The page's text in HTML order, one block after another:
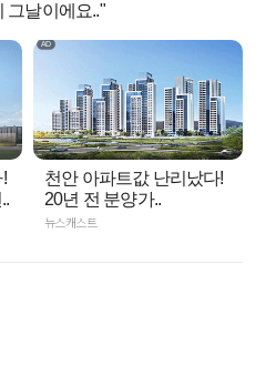
그날이에요.."
천안 아파트값 난리났다!
20년 전 분양가..
뉴스캐스트